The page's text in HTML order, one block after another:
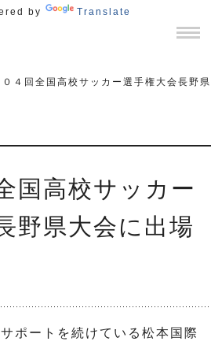
by Translate
０４回全国高校サッカー選手権大会長野県
国高校サッカー
野県大会に出場
ポートを続けている松本国際